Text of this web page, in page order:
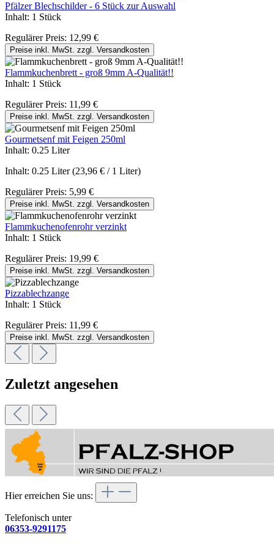
Pfälzer Blechschilder - 6 Stück zur Auswahl
Inhalt: 1 Stück
Regulärer Preis: 12,99 €
Preise inkl. MwSt. zzgl. Versandkosten
Flammkuchenbrett - groß 9mm A-Qualität!!
Inhalt: 1 Stück
Regulärer Preis: 11,99 €
Preise inkl. MwSt. zzgl. Versandkosten
Gourmetsenf mit Feigen 250ml
Inhalt: 0.25 Liter
Inhalt: 0.25 Liter(23,96 € / 1 Liter)
Regulärer Preis: 5,99 €
Preise inkl. MwSt. zzgl. Versandkosten
Flammkuchenofenrohr verzinkt
Inhalt: 1 Stück
Regulärer Preis: 19,99 €
Preise inkl. MwSt. zzgl. Versandkosten
Pizzablechzange
Inhalt: 1 Stück
Regulärer Preis: 11,99 €
Preise inkl. MwSt. zzgl. Versandkosten
Zuletzt angesehen
Hier erreichen Sie uns:
Telefonisch unter
06353-9291175